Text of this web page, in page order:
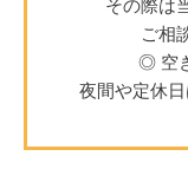
その際は
ご相
◎ 空
夜間や定休